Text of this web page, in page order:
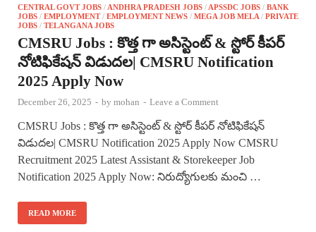
CENTRAL GOVT JOBS / ANDHRA PRADESH JOBS / APSSDC JOBS / BANK
JOBS / EMPLOYMENT/ EMPLOYMENT NEWS / MEGA JOB MELA / PRIVATE
JOBS / TELANGANA JOBS
CMSRU Jobs : కొత్త గా అసిస్టెంట్ & స్టోర్ కీపర్
నోటిఫికేషన్ విడుదల| CMSRU Notification
2025 Apply Now
December 26, 2025 - by mohan - Leave a Comment
CMSRU Jobs : కొత్త గా అసిస్టెంట్ & స్టోర్ కీపర్ నోటిఫికేషన్
విడుదల| CMSRU Notification 2025 Apply Now CMSRU
Recruitment 2025 Latest Assistant & Storekeeper Job
Notification 2025 Apply Now: నిరుద్యోగులకు మంచి …
READ MORE